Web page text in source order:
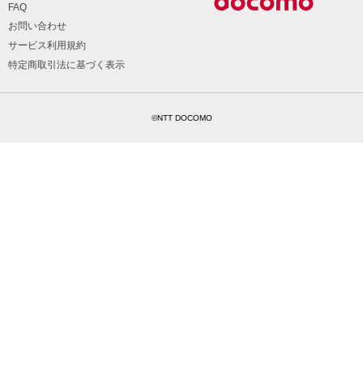
FAQ
お問い合わせ
サービス利用規約
特定商取引法に基づく表示
©NTT DOCOMO